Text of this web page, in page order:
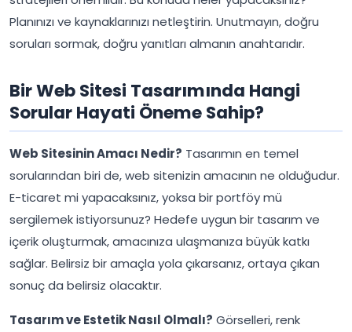
Planınızı ve kaynaklarınızı netleştirin. Unutmayın, doğru
soruları sormak, doğru yanıtları almanın anahtarıdır.
Bir Web Sitesi Tasarımında Hangi
Sorular Hayati Öneme Sahip?
Web Sitesinin Amacı Nedir? Tasarımın en temel
sorularından biri de, web sitenizin amacının ne olduğudur.
E-ticaret mi yapacaksınız, yoksa bir portföy mü
sergilemek istiyorsunuz? Hedefe uygun bir tasarım ve
içerik oluşturmak, amacınıza ulaşmanıza büyük katkı
sağlar. Belirsiz bir amaçla yola çıkarsanız, ortaya çıkan
sonuç da belirsiz olacaktır.
Tasarım ve Estetik Nasıl Olmalı? Görselleri, renk